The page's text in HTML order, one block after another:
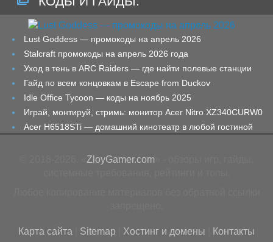
Lust Goddess — промокоды на апрель 2026
Stalcraft промокоды на апрель 2026 года
Уход в тень в ARC Raiders — где найти полевые станции
Гайд по всем концовкам в Escape from Duckov
Idle Office Tycoon — коды на ноябрь 2025
Играй, монтируй, стримь: монитор Acer Nitro XZ340CURW0
Acer H6518STi — домашний кинотеатр в любой гостиной
ZloyGamer.com
Карта сайта Sitemap Хостинг и домены Контакты